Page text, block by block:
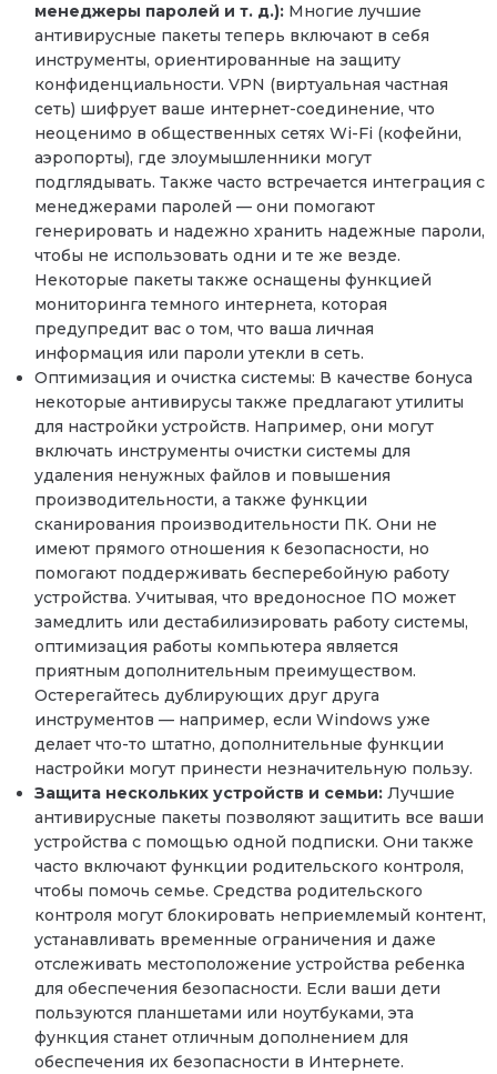
менеджеры паролей и т. д.): Многие лучшие
антивирусные пакеты теперь включают в себя
инструменты, ориентированные на защиту
конфиденциальности. VPN (виртуальная частная
сеть) шифрует ваше интернет-соединение, что
неоценимо в общественных сетях Wi-Fi (кофейни,
аэропорты), где злоумышленники могут
подглядывать. Также часто встречается интеграция с
менеджерами паролей — они помогают
генерировать и надежно хранить надежные пароли,
чтобы не использовать одни и те же везде.
Некоторые пакеты также оснащены функцией
мониторинга темного интернета, которая
предупредит вас о том, что ваша личная
информация или пароли утекли в сеть.
Оптимизация и очистка системы: В качестве бонуса
некоторые антивирусы также предлагают утилиты
для настройки устройств. Например, они могут
включать инструменты очистки системы для
удаления ненужных файлов и повышения
производительности, а также функции
сканирования производительности ПК. Они не
имеют прямого отношения к безопасности, но
помогают поддерживать бесперебойную работу
устройства. Учитывая, что вредоносное ПО может
замедлить или дестабилизировать работу системы,
оптимизация работы компьютера является
приятным дополнительным преимуществом.
Остерегайтесь дублирующих друг друга
инструментов — например, если Windows уже
делает что-то штатно, дополнительные функции
настройки могут принести незначительную пользу.
Защита нескольких устройств и семьи: Лучшие
антивирусные пакеты позволяют защитить все ваши
устройства с помощью одной подписки. Они также
часто включают функции родительского контроля,
чтобы помочь семье. Средства родительского
контроля могут блокировать неприемлемый контент,
устанавливать временные ограничения и даже
отслеживать местоположение устройства ребенка
для обеспечения безопасности. Если ваши дети
пользуются планшетами или ноутбуками, эта
функция станет отличным дополнением для
обеспечения их безопасности в Интернете.